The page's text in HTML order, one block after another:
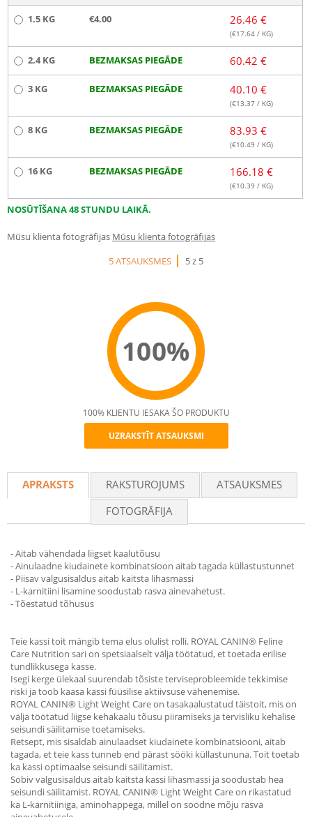
1.5 KG €4.00 26.46 €
(€17.64 / KG)
2.4 KG BEZMAKSAS PIEGĀDE 60.42 €
3 KG BEZMAKSAS PIEGĀDE 40.10 €
(€13.37 / KG)
8 KG BEZMAKSAS PIEGĀDE 83.93 €
(€10.49 / KG)
16 KG BEZMAKSAS PIEGĀDE 166.18 €
(€10.39 / KG)
NOSŪTĪŠANA 48 STUNDU LAIKĀ.
Mūsu klienta fotogrāfijas Mūsu klienta fotogrāfijas
5 ATSAUKSMES
5 z 5
100%
Recommend
100% KLIENTU IESAKA ŠO PRODUKTU
UZRAKSTĪT ATSAUKSMI
APRAKSTS RAKSTUROJUMS
ATSAUKSMES
FOTOGRĀFIJA
- Aitab vähendada liigset kaalutõusu
- Ainulaadne kiudainete kombinatsioon aitab tagada küllastustunnet
- Piisav valgusisaldus aitab kaitsta lihasmassi
- L-karnitiini lisamine soodustab rasva ainevahetust.
- Tõestatud tõhusus
Teie kassi toit mängib tema elus olulist rolli. ROYAL CANIN® Feline
Care Nutrition sari on spetsiaalselt välja töötatud, et toetada erilise
tundlikkusega kasse.
Isegi kerge ülekaal suurendab tõsiste terviseprobleemide tekkimise
riski ja toob kaasa kassi füüsilise aktiivsuse vähenemise.
ROYAL CANIN® Light Weight Care on tasakaalustatud täistoit, mis on
välja töötatud liigse kehakaalu tõusu piiramiseks ja tervisliku kehalise
seisundi säilitamise toetamiseks.
Retsept, mis sisaldab ainulaadset kiudainete kombinatsiooni, aitab
tagada, et teie kass tunneb end pärast sööki küllastununa. Toit toetab
ka kassi optimaalse seisundi säilitamist.
Sobiv valgusisaldus aitab kaitsta kassi lihasmassi ja soodustab hea
seisundi säilitamist. ROYAL CANIN® Light Weight Care on rikastatud
ka L-karnitiiniga, aminohappega, millel on soodne mõju rasva